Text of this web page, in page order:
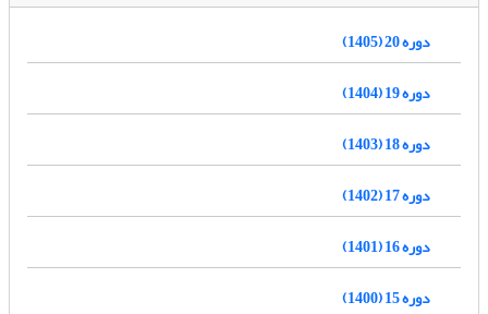
دوره 20 (1405)
دوره 19 (1404)
دوره 18 (1403)
دوره 17 (1402)
دوره 16 (1401)
دوره 15 (1400)